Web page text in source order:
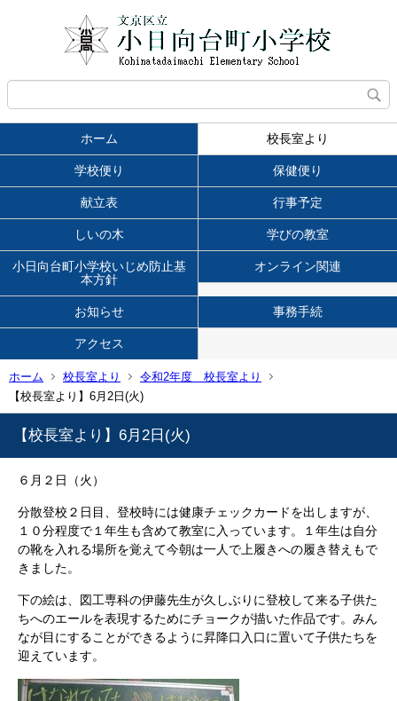
ホーム 校長室より
学校便り 保健便り
献立表 行事予定
しいの木 学びの教室
小日向台町小学校いじめ防止基
本方針
オンライン関連
お知らせ 事務手続
アクセス
ホーム 校長室より
令和2年度 校長室より
【校長室より】6月2日(火)
【校長室より】6月2日(火)
６月２日（火）
分散登校２日目、登校時には健康チェックカードを出しますが、
１０分程度で１年生も含めて教室に入っています。１年生は自分
の靴を入れる場所を覚えて今朝は一人で上履きへの履き替えもで
きました。
下の絵は、図工専科の伊藤先生が久しぶりに登校して来る子供た
ちへのエールを表現するためにチョークが描いた作品です。みん
なが目にすることができるように昇降口入口に置いて子供たちを
迎えています。